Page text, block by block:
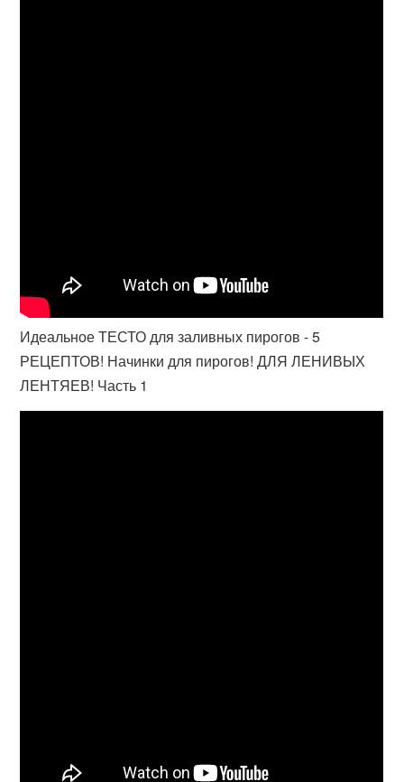
Идеальное ТЕСТО для заливных пирогов - 5
РЕЦЕПТОВ! Начинки для пирогов! ДЛЯ ЛЕНИВЫХ
ЛЕНТЯЕВ! Часть 1